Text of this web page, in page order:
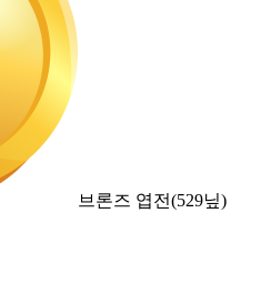
브론즈 엽전(529닢)